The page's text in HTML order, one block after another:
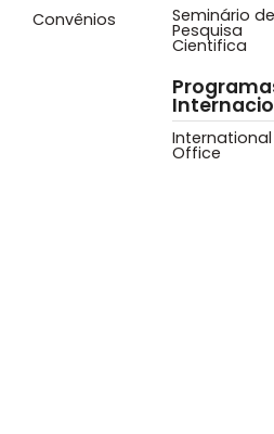
Convênios
Seminário de
Pesquisa
Cientifica
International
Office